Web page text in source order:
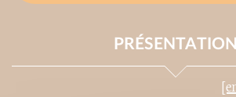
PRÉSENTATION